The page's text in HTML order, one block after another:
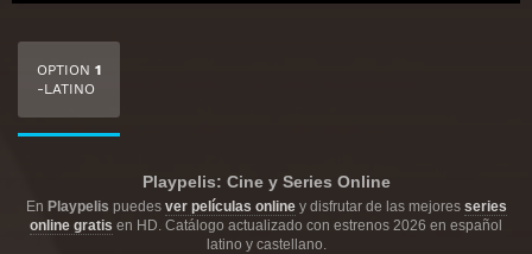
OPTION 1
-LATINO
Playpelis: Cine y Series Online
En Playpelis puedes ver películas onliney disfrutar de las mejores series
online gratis en HD. Catálogo actualizado con estrenos 2026 en español
latino y castellano.